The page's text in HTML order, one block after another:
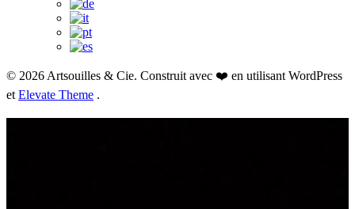
© 2026 Artsouilles & Cie. Construit avec ❤️ en utilisant WordPress
et Elevate Theme .